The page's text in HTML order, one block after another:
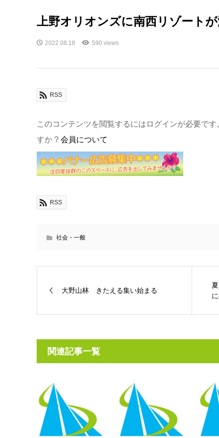
上野オリオンズに南西リゾート
2022.08.18 590 views
RSS
このコンテンツを閲覧するにはログインが必要で
すか ? 会員について
RSS
社会・一般
大野山林 きたえる集い始まる
関連記事一覧